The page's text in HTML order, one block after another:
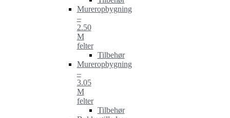
Mureropbygning
–
2.50
M
felter
Tilbehør
Mureropbygning
–
3.05
M
felter
Tilbehør